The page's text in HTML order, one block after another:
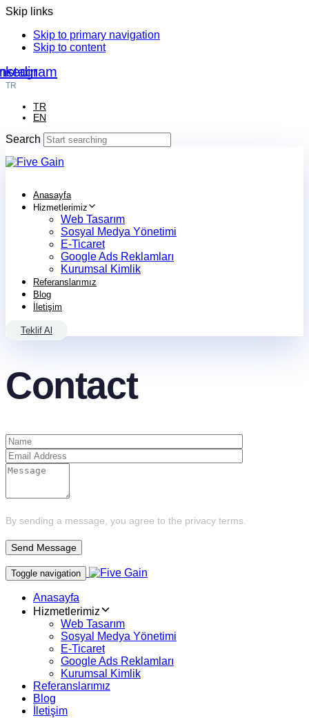
Skip links
Skip to primary navigation
Skip to content
TR
TR
EN
Search
Anasayfa
Hizmetlerimiz
Web Tasarım
Sosyal Medya Yönetimi
E-Ticaret
Google Ads Reklamları
Kurumsal Kimlik
Referanslarımız
Blog
İletişim
Teklif Al
Contact
By sending a message, you agree to the privacy terms.
Toggle navigation
Anasayfa
Hizmetlerimiz
Web Tasarım
Sosyal Medya Yönetimi
E-Ticaret
Google Ads Reklamları
Kurumsal Kimlik
Referanslarımız
Blog
İletişim